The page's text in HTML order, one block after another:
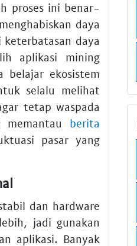
proses ini benar-
daya
daya
aplikasi mining
belajar ekosistem
selalu melihat
tetap waspada
memantau berita
pasar yang
dan hardware
jadi gunakan
aplikasi. Banyak